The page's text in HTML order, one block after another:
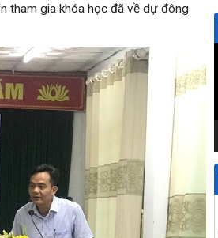
tham gia khóa học đã về dự đông